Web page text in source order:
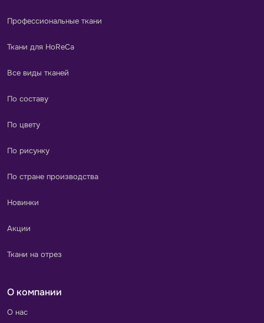
Профессиональные ткани
Ткани для HoReCa
Все виды тканей
По составу
По цвету
По рисунку
По стране производства
Новинки
Акции
Ткани на отрез
О компании
О нас